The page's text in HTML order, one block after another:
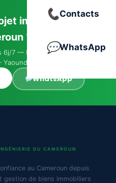
Contacts
WhatsApp
immobilier au
?
7 — Immeuble JACO, Elig-
WhatsApp
DU CAMEROUN
au Cameroun depuis
gestion de biens immobiliers